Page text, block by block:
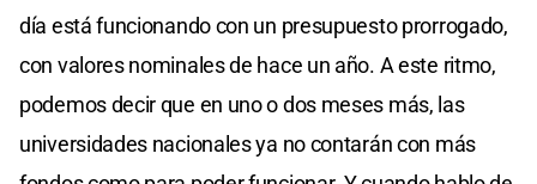
día está funcionando con un presupuesto prorrogado,
con valores nominales de hace un año. A este ritmo,
podemos decir que en uno o dos meses más, las
universidades nacionales ya no contarán con más